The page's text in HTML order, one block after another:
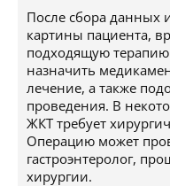
После сбора данных
картины пациента,
подходящую
назначить
лечение, а также
проведения. В
ЖКТ требует
Операцию может
гастроэнтеролог,
хирургии.